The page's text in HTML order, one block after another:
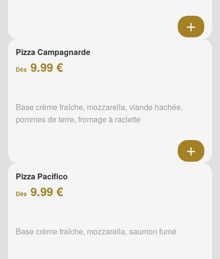
Pizza Campagnarde
Dès 9.99 €
Base crème fraîche, mozzarella, viande hachée,
pommes de terre, fromage à raclette
Pizza Pacifico
Dès 9.99 €
Base crème fraîche, mozzarella, saumon fumé